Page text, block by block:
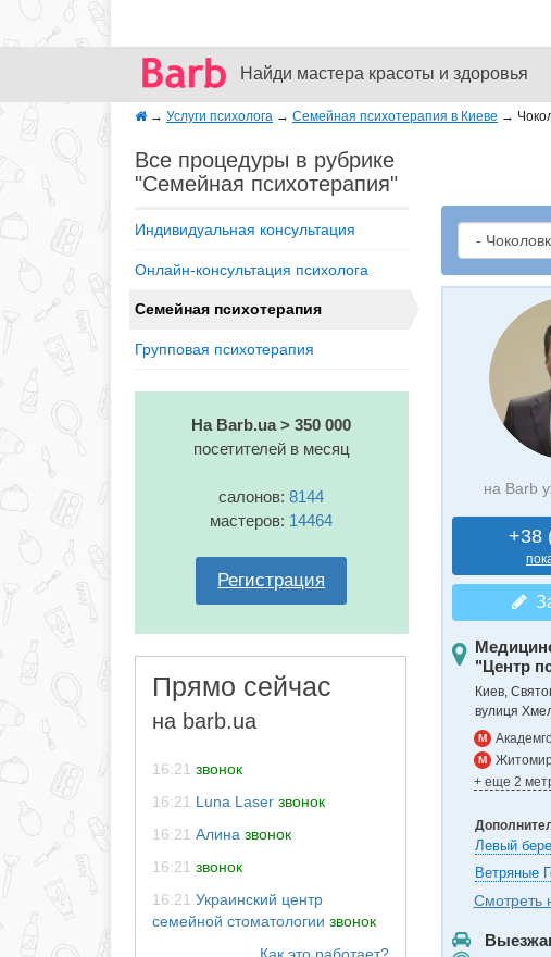
Найди мастера красоты и здоровья
→ Услуги психолога → Семейная психотерапия в Киеве →
Все процедуры в рубрике
"Семейная психотерапия"
Индивидуальная консультация
Онлайн-консультация психолога
Семейная психотерапия
Групповая психотерапия
На Barb.ua > 350 000
посетителей в месяц
салонов:8144
мастеров: 14464
Регистрация
Прямо сейчас
на barb.ua
16:21 звонок
16:21 Luna Laser звонок
16:21 Алина звонок
16:21 звонок
16:21 Украинский центр
семейной стоматологии звонок
на Barb
+38
"Центр
Киев,
вулиця
M
M
+ еще 2
Левый
Ветряные
Смотреть